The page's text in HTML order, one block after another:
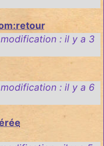
: il y a 3
: il y a 6